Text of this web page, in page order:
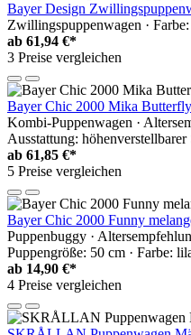
Bayer Design
Zwillingspuppenwagen ·
ab 61,94 €*
3 Preise vergleichen
Bayer Chic 2000 Mika
Kombi-Puppenwagen ·
Ausstattung:
ab 61,85 €*
5 Preise vergleichen
Bayer Chic 2000 Funny
Puppenbuggy ·
Puppengröße: 50 cm · Farbe:
ab 14,90 €*
4 Preise vergleichen